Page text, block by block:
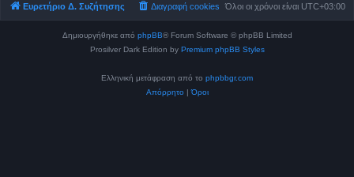
Ευρετήριο Δ. Συζήτησης Όλοι οι χρόνοι είναι UTC+03:00
Διαγραφή cookies
Δημιουργήθηκε από phpBB® Forum Software © phpBB Limited
Prosilver Dark Edition by Premium phpBB Styles
Ελληνική μετάφραση από το phpbbgr.com
Απόρρητο |Όροι